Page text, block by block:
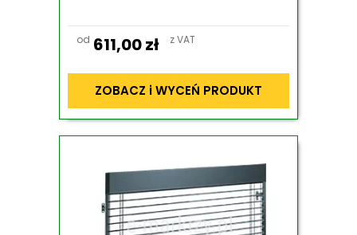
od 611,00zł z VAT
ZOBACZ i WYCEŃ PRODUKT